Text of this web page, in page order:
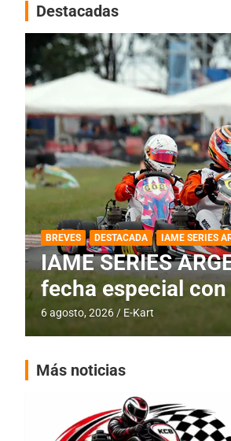
Destacadas
DESTACADA IAME SERIES ARGENTINA
IAME SERIES
fecha con
4 agosto, 2026 E-Kart
Más noticias